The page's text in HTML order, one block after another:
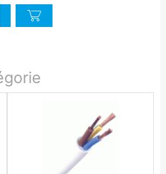
Augmenter quantité
Diminuer quantité